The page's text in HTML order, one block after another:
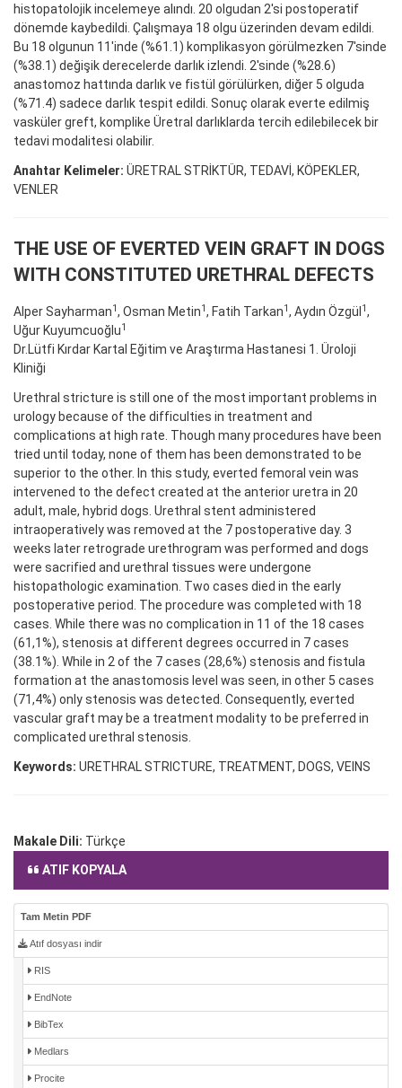
histopatolojik incelemeye alındı. 20 olgudan 2'si postoperatif
dönemde kaybedildi. Çalışmaya 18 olgu üzerinden devam edildi.
Bu 18 olgunun 11'inde (%61.1) komplikasyon görülmezken 7'sinde
(%38.1) değişik derecelerde darlık izlendi. 2'sinde (%28.6)
anastomoz hattında darlık ve fistül görülürken, diğer 5 olguda
(%71.4) sadece darlık tespit edildi. Sonuç olarak everte edilmiş
vasküler greft, komplike Üretral darlıklarda tercih edilebilecek bir
tedavi modalitesi olabilir.
Anahtar Kelimeler: ÜRETRAL STRİKTÜR, TEDAVİ, KÖPEKLER,
VENLER
THE USE OF EVERTED VEIN GRAFT IN DOGS
WITH CONSTITUTED URETHRAL DEFECTS
Alper Sayharman1, Osman Metin1, Fatih Tarkan1, Aydın Özgül 1,
Uğur Kuyumcuoğlu1
Dr.Lütfi Kırdar Kartal Eğitim ve Araştırma Hastanesi 1. Üroloji
Kliniği
Urethral stricture is still one of the most important problems in
urology because of the difficulties in treatment and
complications at high rate. Though many procedures have been
tried until today, none of them has been demonstrated to be
superior to the other. In this study, everted femoral vein was
intervened to the defect created at the anterior uretra in 20
adult, male, hybrid dogs. Urethral stent administered
intraoperatively was removed at the 7 postoperative day. 3
weeks later retrograde urethrogram was performed and dogs
were sacrified and urethral tissues were undergone
histopathologic examination. Two cases died in the early
postoperative period. The procedure was completed with 18
cases. While there was no complication in 11 of the 18 cases
(61,1%), stenosis at different degrees occurred in 7 cases
(38.1%). While in 2 of the 7 cases (28,6%) stenosis and fistula
formation at the anastomosis level was seen, in other 5 cases
(71,4%) only stenosis was detected. Consequently, everted
vascular graft may be a treatment modality to be preferred in
complicated urethral stenosis.
Keywords: URETHRAL STRICTURE, TREATMENT, DOGS, VEINS
Makale Dili: Türkçe
ATIF KOPYALA
Tam Metin PDF
Atıf dosyası indir
RIS
EndNote
BibTex
Medlars
Procite